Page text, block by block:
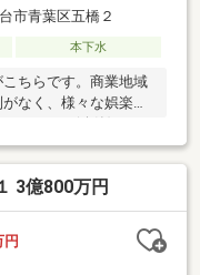
市青葉区五橋２
本下水
ちらです。商業地域
なく、様々な娯楽施
業用地としての立地
は確保しているので車
得の好条件がそろっ
建築についてじっく
3億800万円
円